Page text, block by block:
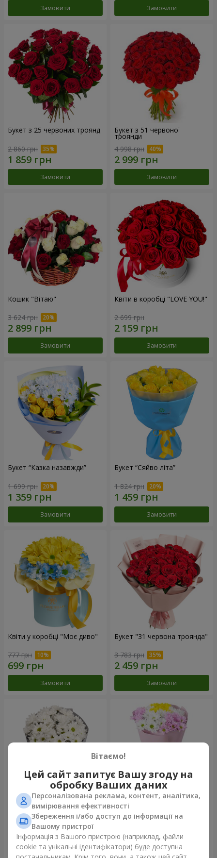
Замовити Замовити
Букет з 25 червоних троянд
2 860 грн
Замовити
Букет з 51 червоної
троянди
4 998 грн
Замовити
Кошик "Вітаю"
3 624 грн
Замовити
Квіти в коробці "LOVE YOU!"
2 699 грн
Замовити
Букет “Казка назавжди”
1 699 грн
Замовити
Букет “Сяйво літа”
1 824 грн
Замовити
Квіти у коробці "Моє диво"
777 грн
Замовити
Букет "31 червона троянда"
3 783 грн
Замовити
Букет "Кіото" з 5 білих
хризантем
999 грн
Замовити
Букет "Пори року"
Замовити
Вітаємо!
Цей сайт запитує Вашу згоду на
обробку Ваших даних
Персоналізована реклама, контент, аналітика,
вимірювання ефективності
Збереження і/або доступ до інформації на
Вашому пристрої
Інформація з Вашого пристрою (наприклад, файли
cookie та унікальні ідентифікатори) буде доступна